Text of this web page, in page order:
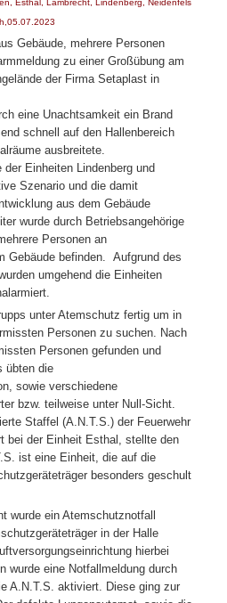
Esthal Lambrecht Lindenberg Neidenfels
Gebäude, mehrere Personen
zu einer Großübung am
der Firma Setaplast in
eine Unachtsamkeit ein Brand
schnell auf den Hallenbereich
ausbreitete.
Einheiten Lindenberg und
Szenario und die damit
aus dem Gebäude
wurde durch Betriebsangehörige
Personen an
Gebäude befinden. Aufgrund des
umgehend die Einheiten
unter Atemschutz fertig um in
Personen zu suchen. Nach
Personen gefunden und
übten die
sowie verschiedene
bzw. teilweise unter Null-Sicht.
Staffel (A.N.T.S.) der Feuerwehr
bei der Einheit Esthal, stellte den
ist eine Einheit, die auf die
besonders geschult
wurde ein Atemschutznotfall
in der Halle
hierbei
wurde eine Notfallmeldung durch
A.N.T.S. aktiviert. Diese ging zur